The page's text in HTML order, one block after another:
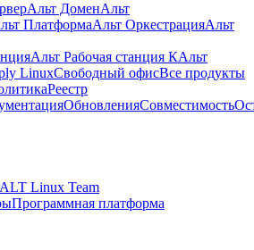
Альт ДоменАльт
ПлатформаАльт ОркестрацияАльт
Альт Рабочая станция КАльт
LinuxСвободный офисВсе продукты
Реестр
ОбновленияСовместимость
ALT Linux Team
Программная платформа